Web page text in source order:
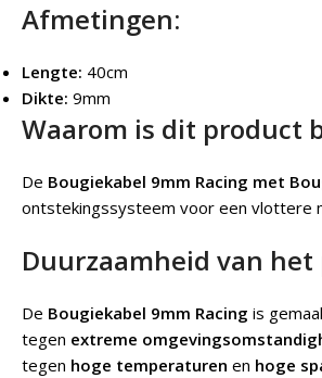
Afmetingen:
Lengte: 40cm
Dikte: 9mm
Waarom is dit product
De Bougiekabel 9mm Racing met
ontstekingssysteem voor een vlottere
Duurzaamheid van
De Bougiekabel 9mm Racing is
tegen extreme
tegen hoge temperaturen en hoge